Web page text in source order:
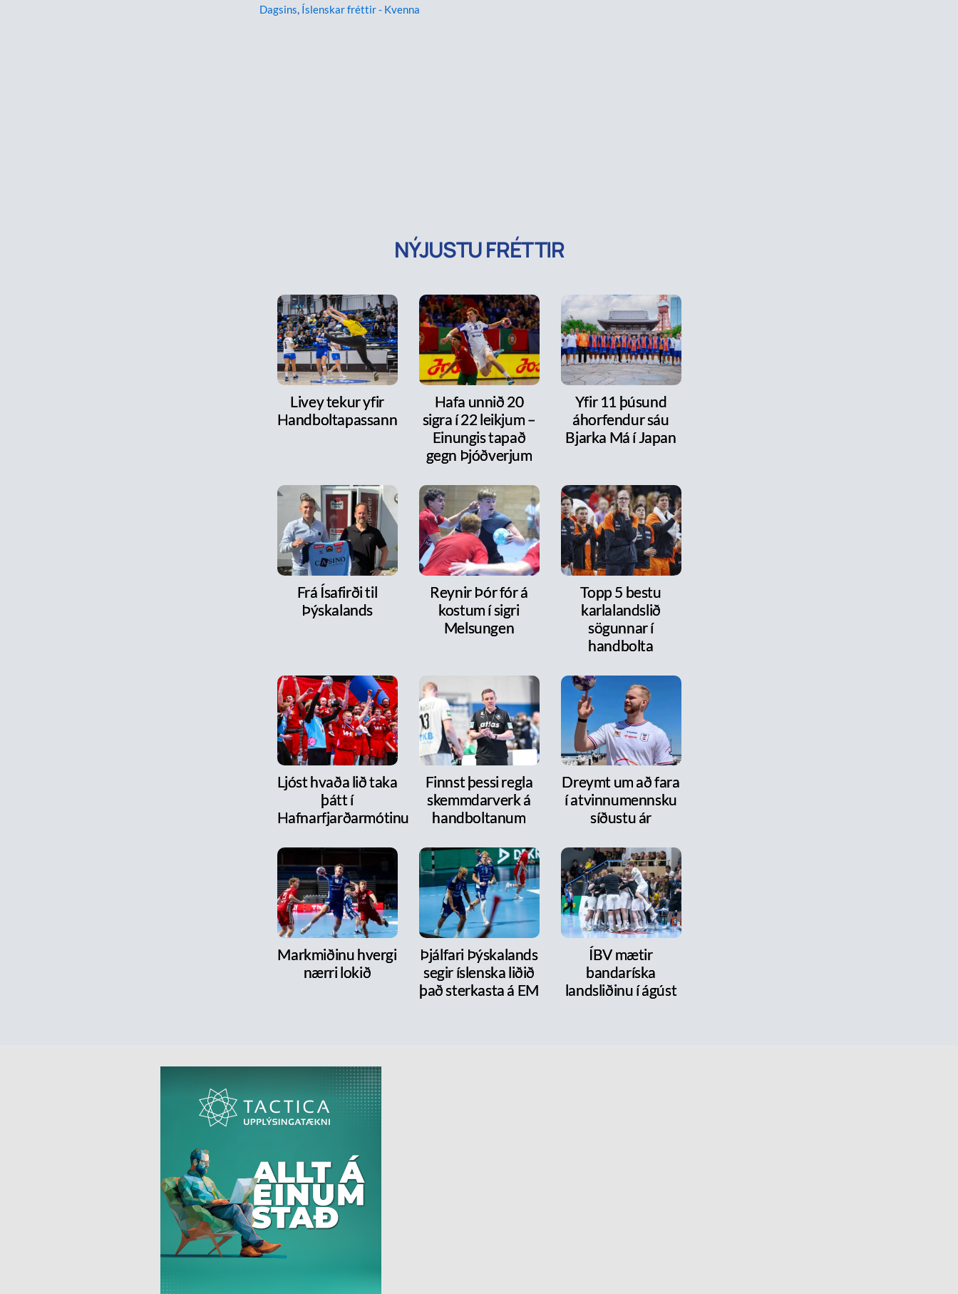
Dagsins, Íslenskar fréttir - Kvenna
NÝJUSTU FRÉTTIR
Livey tekur yfir
Handboltapassann
Hafa unnið 20
sigra í 22 leikjum –
Einungis tapað
gegn Þjóðverjum
Yfir 11 þúsund
áhorfendur sáu
Bjarka Má í Japan
Frá Ísafirði til
Þýskalands
Reynir Þór fór á
kostum í sigri
Melsungen
Topp 5 bestu
karlalandslið
sögunnar í
handbolta
Ljóst hvaða lið taka
þátt í
Hafnarfjarðarmótinu
Finnst þessi regla
skemmdarverk á
handboltanum
Dreymt um að fara
í atvinnumennsku
síðustu ár
Markmiðinu hvergi
nærri lokið
Þjálfari Þýskalands
segir íslenska liðið
það sterkasta á EM
ÍBV mætir
bandaríska
landsliðinu í ágúst